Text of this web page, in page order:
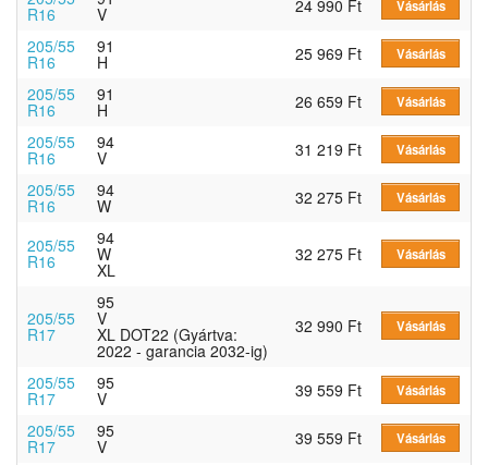
R16 V 24 990 Ft Vásárlás
205/55
R16
91
H 25 969 Ft Vásárlás
205/55
R16
91
H 26 659 Ft Vásárlás
205/55
R16
94
V 31 219 Ft Vásárlás
205/55
R16
94
W 32 275 Ft Vásárlás
205/55
R16
94
W
XL
32 275 Ft Vásárlás
205/55
R17
95
V
XL DOT22 (Gyártva:
2022 - garancia 2032-ig)
32 990 Ft Vásárlás
205/55
R17
95
V 39 559 Ft Vásárlás
205/55
R17
95
V 39 559 Ft Vásárlás